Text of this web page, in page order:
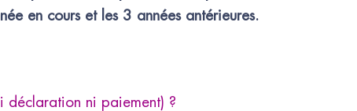
en cours et les 3 années antérieures.
déclaration ni paiement) ?